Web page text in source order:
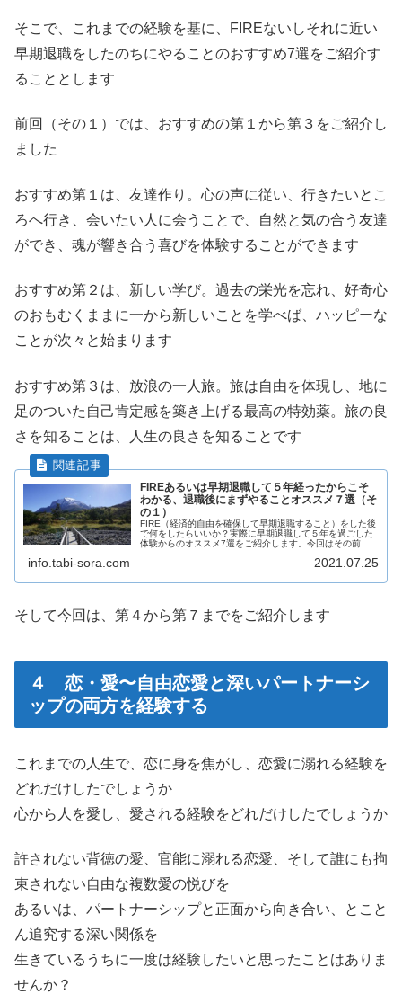
そこで、これまでの経験を基に、FIREないしそれに近い
早期退職をしたのちにやることのおすすめ7選をご紹介す
ることとします
前回（その１）では、おすすめの第１から第３をご紹介し
ました
おすすめ第１は、友達作り。心の声に従い、行きたいとこ
ろへ行き、会いたい人に会うことで、自然と気の合う友達
ができ、魂が響き合う喜びを体験することができます
おすすめ第２は、新しい学び。過去の栄光を忘れ、好奇心
のおもむくままに一から新しいことを学べば、ハッピーな
ことが次々と始まります
おすすめ第３は、放浪の一人旅。旅は自由を体現し、地に
足のついた自己肯定感を築き上げる最高の特効薬。旅の良
さを知ることは、人生の良さを知ることです
FIREあるいは早期退職して５年経ったからこそ
わかる、退職後にまずやることオススメ７選（そ
の１）
FIRE（経済的自由を確保して早期退職すること）をした後
で何をしたらいいか？実際に早期退職して５年を過ごした
体験からのオススメ7選をご紹介します。今回はその前半
いなくても、これをヒントにすれば大丈夫です。
info.tabi-sora.com 2021.07.25
そして今回は、第４から第７までをご紹介します
４ 恋・愛〜自由恋愛と深いパートナーシ
ップの両方を経験する
これまでの人生で、恋に身を焦がし、恋愛に溺れる経験を
どれだけしたでしょうか
心から人を愛し、愛される経験をどれだけしたでしょうか
許されない背徳の愛、官能に溺れる恋愛、そして誰にも拘
束されない自由な複数愛の悦びを
あるいは、パートナーシップと正面から向き合い、とこと
ん追究する深い関係を
生きているうちに一度は経験したいと思ったことはありま
せんか？